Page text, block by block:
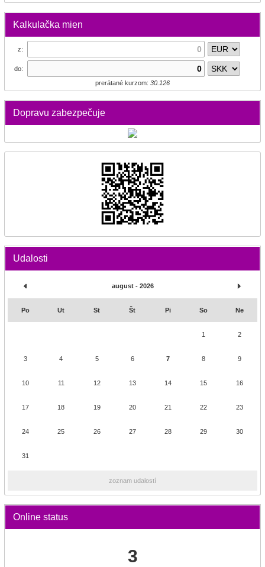
Kalkulačka mien
z:
do:
prerátané kurzom: 30.126
Dopravu zabezpečuje
Udalosti
august - 2026
Po Ut St Št Pi So Ne
1 2
3 4 5 6 7 8 9
10 11 12 13 14 15 16
17 18 19 20 21 22 23
24 25 26 27 28 29 30
31
zoznam udalostí
Online status
3